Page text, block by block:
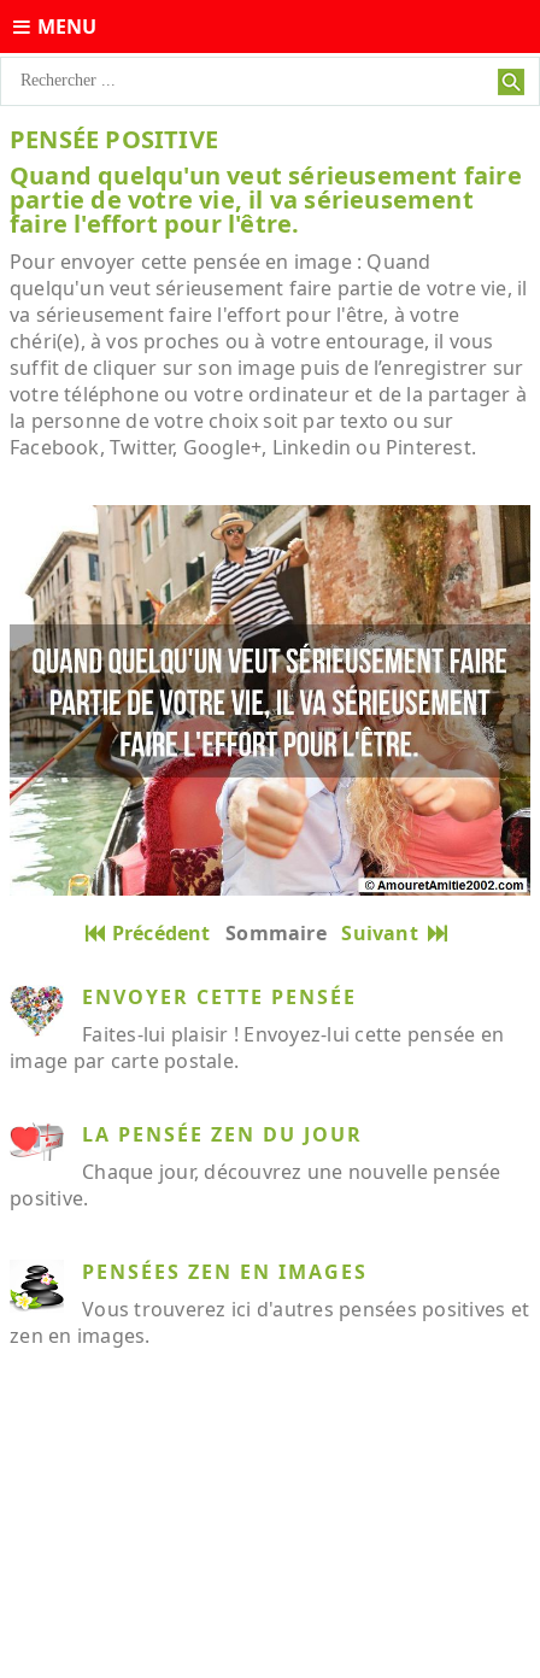
MENU
PENSÉE POSITIVE
Quand quelqu'un veut sérieusement faire
partie de votre vie, il va sérieusement
faire l'effort pour l'être.
Pour envoyer cette pensée en image : Quand
quelqu'un veut sérieusement faire partie de votre vie, il
va sérieusement faire l'effort pour l'être, à votre
chéri(e), à vos proches ou à votre entourage, il vous
suffit de cliquer sur son image puis de l’enregistrer sur
votre téléphone ou votre ordinateur et de la partager à
la personne de votre choix soit par texto ou sur
Facebook, Twitter, Google+, Linkedin ou Pinterest.
Précédent Sommaire Suivant
ENVOYER CETTE PENSÉE
Faites-lui plaisir ! Envoyez-lui cette pensée en
image par carte postale.
LA PENSÉE ZEN DU JOUR
Chaque jour, découvrez une nouvelle pensée
positive.
PENSÉES ZEN EN IMAGES
Vous trouverez ici d'autres pensées positives et
zen en images.